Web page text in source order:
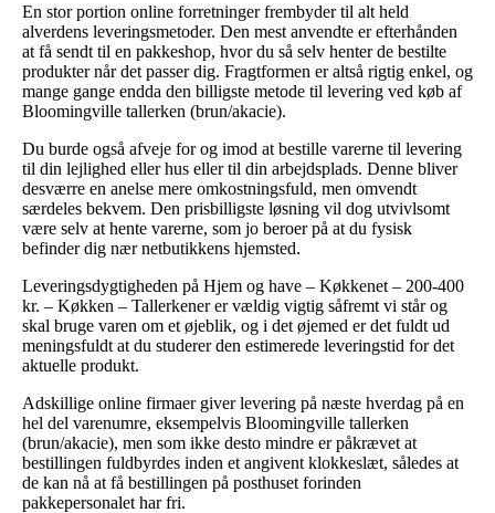
En stor portion online forretninger frembyder til alt held
alverdens leveringsmetoder. Den mest anvendte er efterhånden
at få sendt til en pakkeshop, hvor du så selv henter de bestilte
produkter når det passer dig. Fragtformen er altså rigtig enkel, og
mange gange endda den billigste metode til levering ved køb af
Bloomingville tallerken (brun/akacie).
Du burde også afveje for og imod at bestille varerne til levering
til din lejlighed eller hus eller til din arbejdsplads. Denne bliver
desværre en anelse mere omkostningsfuld, men omvendt
særdeles bekvem. Den prisbilligste løsning vil dog utvivlsomt
være selv at hente varerne, som jo beroer på at du fysisk
befinder dig nær netbutikkens hjemsted.
Leveringsdygtigheden på Hjem og have – Køkkenet – 200-400
kr. – Køkken – Tallerkener er vældig vigtig såfremt vi står og
skal bruge varen om et øjeblik, og i det øjemed er det fuldt ud
meningsfuldt at du studerer den estimerede leveringstid for det
aktuelle produkt.
Adskillige online firmaer giver levering på næste hverdag på en
hel del varenumre, eksempelvis Bloomingville tallerken
(brun/akacie), men som ikke desto mindre er påkrævet at
bestillingen fuldbyrdes inden et angivent klokkeslæt, således at
de kan nå at få bestillingen på posthuset forinden
pakkepersonalet har fri.